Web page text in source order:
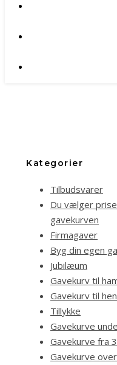
Kategorier
Tilbudsvarer
Du vælger
gavekurven
Firmagaver
Byg din egen
Jubilæum
Gavekurv til
Gavekurv til
Tillykke
Gavekurve
Gavekurve fra
Gavekurve